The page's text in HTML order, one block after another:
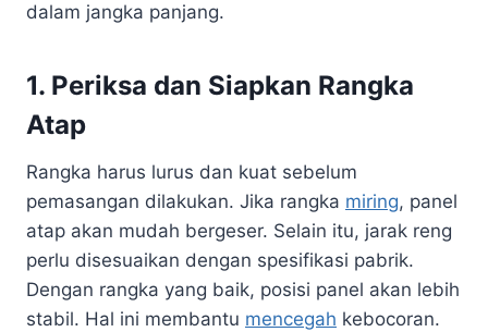
dalam jangka panjang.
1. Periksa dan Siapkan Rangka
Atap
Rangka harus lurus dan kuat sebelum
pemasangan dilakukan. Jika rangka miring, panel
atap akan mudah bergeser. Selain itu, jarak reng
perlu disesuaikan dengan spesifikasi pabrik.
Dengan rangka yang baik, posisi panel akan lebih
stabil. Hal ini membantu mencegah kebocoran.